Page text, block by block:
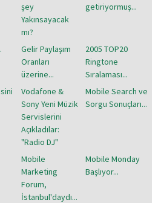
şey
Yakınsayacak
mı?
getiriyormuş...
Gelir Paylaşım
Oranları
üzerine...
2005 TOP20
Ringtone
Sıralaması...
Vodafone &
Sony Yeni Müzik
Servislerini
Açıkladılar:
"Radio DJ"
Mobile Search ve
Sorgu Sonuçları...
Mobile
Marketing
Forum,
İstanbul'daydı...
Mobile Monday
Başlıyor...